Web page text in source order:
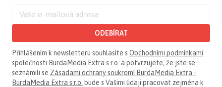
ODEBÍRAT
Přihlášením k newsletteru souhlasíte s Obchodními podmínkami
společnosti BurdaMedia Extra s.r.o. a potvrzujete, že jste se
seznámili se Zásadami ochrany soukromí BurdaMedia Extra -
BurdaMedia Extra s.r.o. bude s Vašimi údaji pracovat zejména k